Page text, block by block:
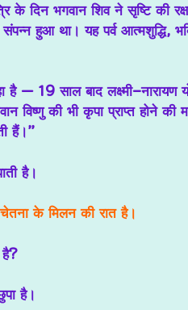
के दिन भगवान शिव ने सृष्टि की
हुआ था। यह पर्व आत्मशुद्धि,
है — 19 साल बाद लक्ष्मी–नारायण
विष्णु की भी कृपा प्राप्त होने
हैं।”
है।
चेतना के मिलन की रात है।
है?
है।